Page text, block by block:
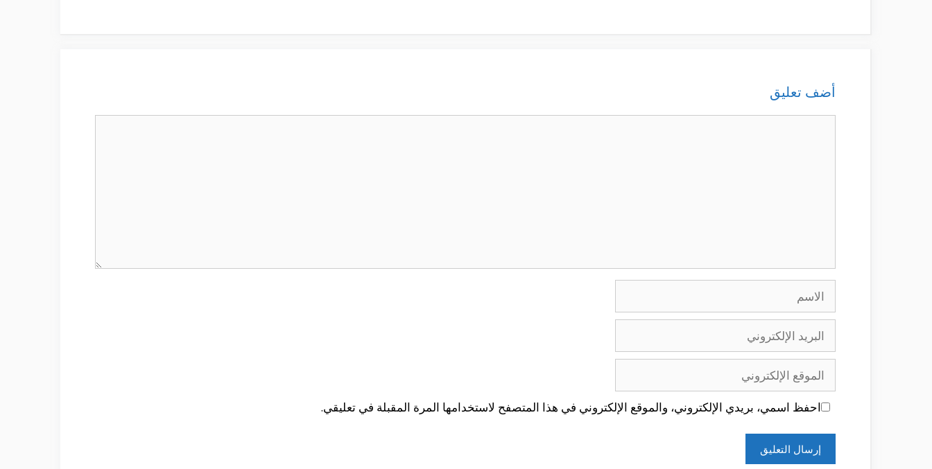
أضف تعليق
الاسم
البريد
الإلكتروني
الموقع
الإلكتروني
احفظ اسمي، بريدي الإلكتروني، والموقع الإلكتروني في هذا المتصفح لاستخدامها المرة المقبلة في تعليقي.